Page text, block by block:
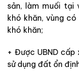
sản, làm muối tại
khó khăn, vùng
khó khăn;
+ Được UBND
sử dụng đất ổn